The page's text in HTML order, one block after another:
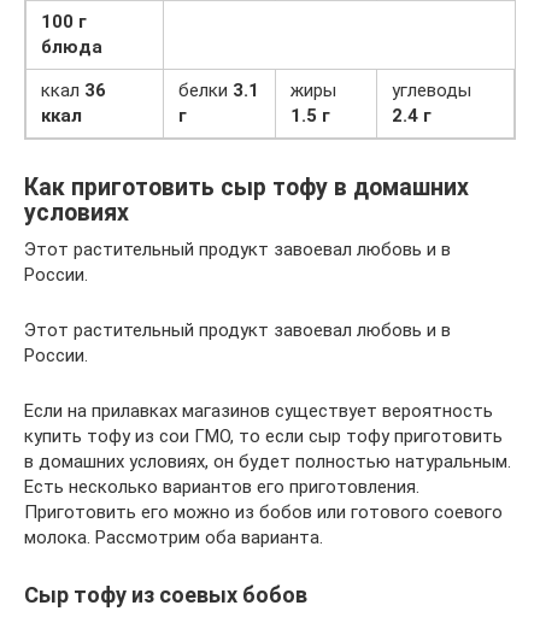
100 г
блюда
ккал 36
ккал
белки 3.1
г
жиры
1.5 г
углеводы
2.4 г
Как приготовить сыр тофу в домашних
условиях
Этот растительный продукт завоевал любовь и в
России.
Этот растительный продукт завоевал любовь и в
России.
Если на прилавках магазинов существует вероятность
купить тофу из сои ГМО, то если сыр тофу приготовить
в домашних условиях, он будет полностью натуральным.
Есть несколько вариантов его приготовления.
Приготовить его можно из бобов или готового соевого
молока. Рассмотрим оба варианта.
Сыр тофу из соевых бобов